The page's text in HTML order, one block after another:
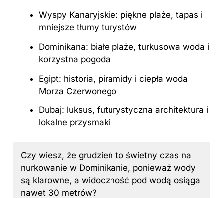
Wyspy Kanaryjskie: piękne plaże, tapas i
mniejsze tłumy turystów
Dominikana: białe plaże, turkusowa woda i
korzystna pogoda
Egipt: historia, piramidy i ciepła woda
Morza Czerwonego
Dubaj: luksus, futurystyczna architektura i
lokalne przysmaki
Czy wiesz, że grudzień to świetny czas na
nurkowanie w Dominikanie, ponieważ wody
są klarowne, a widoczność pod wodą osiąga
nawet 30 metrów?